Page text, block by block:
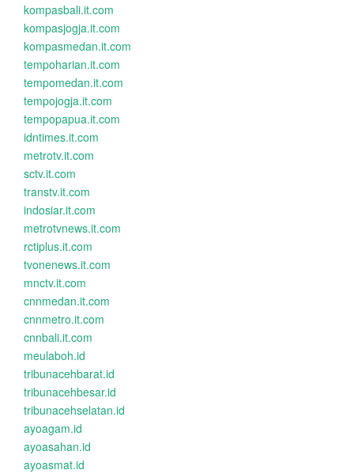
kompasbali.it.com
kompasjogja.it.com
kompasmedan.it.com
tempoharian.it.com
tempomedan.it.com
tempojogja.it.com
tempopapua.it.com
idntimes.it.com
metrotv.it.com
sctv.it.com
transtv.it.com
indosiar.it.com
metrotvnews.it.com
rctiplus.it.com
tvonenews.it.com
mnctv.it.com
cnnmedan.it.com
cnnmetro.it.com
cnnbali.it.com
meulaboh.id
tribunacehbarat.id
tribunacehbesar.id
tribunacehselatan.id
ayoagam.id
ayoasahan.id
ayoasmat.id